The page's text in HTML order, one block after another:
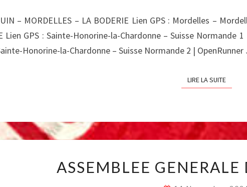
PAGE
AU
JUIN
– MORDELLES – LA BODERIE Lien GPS : Mordelles –
Lien GPS : Sainte-Honorine-la-Chardonne – Suisse Normande
Honorine-la-Chardonne – Suisse Normande 2 |
LIRE LA SUITELIRE LA
ASSEMBLEE